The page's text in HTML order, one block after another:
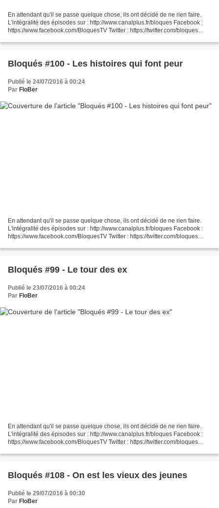
En attendant qu'il se passe quelque chose, ils ont décidé de ne rien faire.
L'intégralité des épisodes sur : http://www.canalplus.fr/bloques Facebook :
https://www.facebook.com/BloquesTV Twitter : https://twitter.com/bloques
Bloqués #100 - Les histoires qui font peur
Publié le 24/07/2016 à 00:24
Par FloBer
En attendant qu'il se passe quelque chose, ils ont décidé de ne rien faire.
L'intégralité des épisodes sur : http://www.canalplus.fr/bloques Facebook :
https://www.facebook.com/BloquesTV Twitter : https://twitter.com/bloques
Bloqués #99 - Le tour des ex
Publié le 23/07/2016 à 00:24
Par FloBer
En attendant qu'il se passe quelque chose, ils ont décidé de ne rien faire.
L'intégralité des épisodes sur : http://www.canalplus.fr/bloques Facebook :
https://www.facebook.com/BloquesTV Twitter : https://twitter.com/bloques
Bloqués #108 - On est les vieux des jeunes
Publié le 29/07/2016 à 00:30
Par FloBer